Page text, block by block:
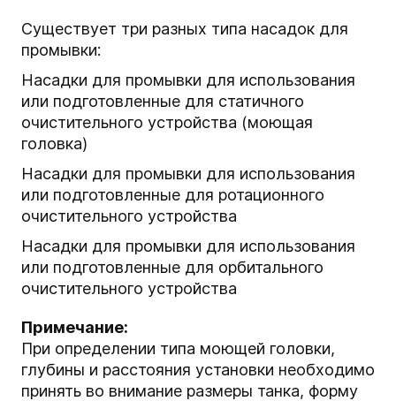
Существует три разных типа насадок для
промывки:
Насадки для промывки для использования
или подготовленные для статичного
очистительного устройства (моющая
головка)
Насадки для промывки для использования
или подготовленные для ротационного
очистительного устройства
Насадки для промывки для использования
или подготовленные для орбитального
очистительного устройства
Примечание:
При определении типа моющей головки,
глубины и расстояния установки необходимо
принять во внимание размеры танка, форму